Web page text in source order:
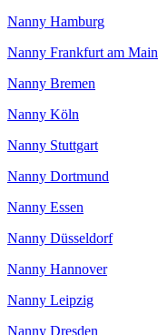
Nanny Hamburg
Nanny Frankfurt am Main
Nanny Bremen
Nanny Köln
Nanny Stuttgart
Nanny Dortmund
Nanny Essen
Nanny Düsseldorf
Nanny Hannover
Nanny Leipzig
Nanny Dresden